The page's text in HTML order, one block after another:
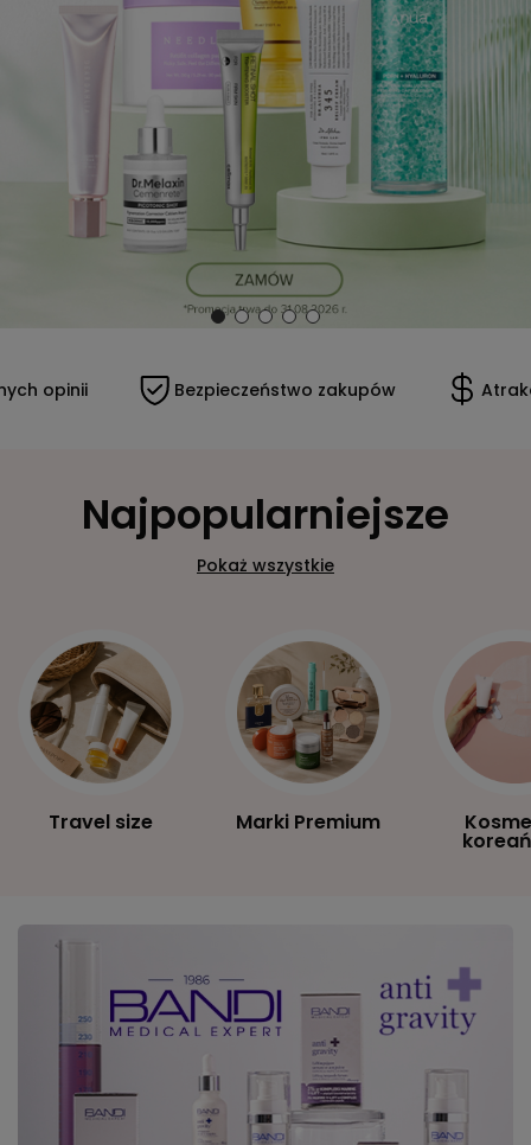
Bezpieczeństwo zakupów Atrakcyjne ceny
Najpopularniejsze
Pokaż wszystkie
Travel size Marki Premium